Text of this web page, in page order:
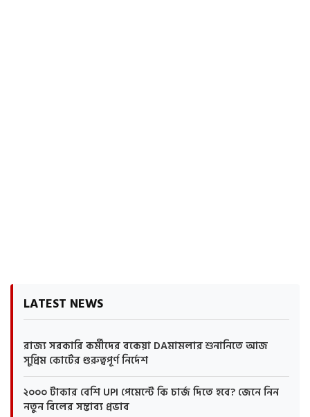
LATEST NEWS
রাজ্য সরকারি কর্মীদের বকেয়া DAমামলার শুনানিতে আজ
সুপ্রিম কোর্টের গুরুত্বপূর্ণ নির্দেশ
২০০০ টাকার বেশি UPI পেমেন্টে কি চার্জ দিতে হবে? জেনে নিন
নতুন বিলের সম্ভাব্য প্রভাব